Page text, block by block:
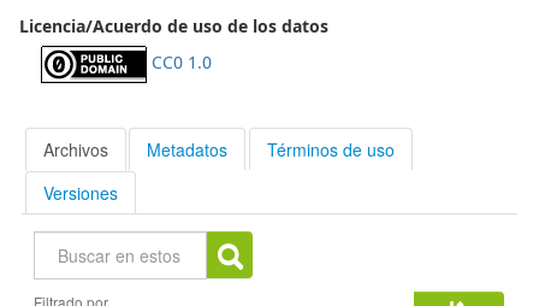
Licencia/Acuerdo de uso de los datos
CC0 1.0
Archivos Metadatos
Términos de uso
Versiones
Buscar
Filtrado por